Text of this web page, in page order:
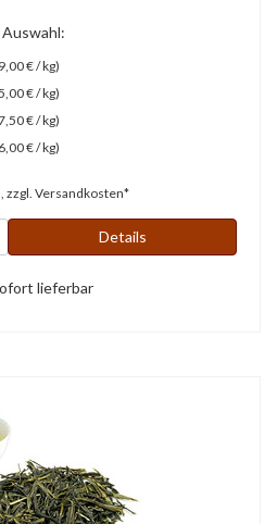
Auswahl:
€ / kg)
€ / kg)
€ / kg)
€ / kg)
zzgl. Versandkosten*
Details
lieferbar